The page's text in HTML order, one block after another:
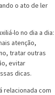
o ato de ler
lo no dia a dia:
atenção,
tratar outras
evitar
dicas.
relacionada com